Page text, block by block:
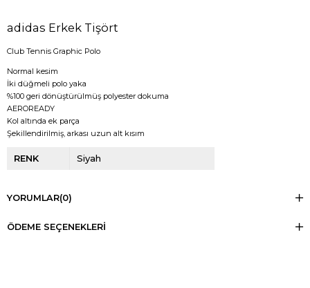
adidas Erkek Tişört
Club Tennis Graphic Polo
Normal kesim
İki düğmeli polo yaka
%100 geri dönüştürülmüş polyester dokuma
AEROREADY
Kol altında ek parça
Şekillendirilmiş, arkası uzun alt kısım
RENK Siyah
YORUMLAR(0)
ÖDEME SEÇENEKLERI